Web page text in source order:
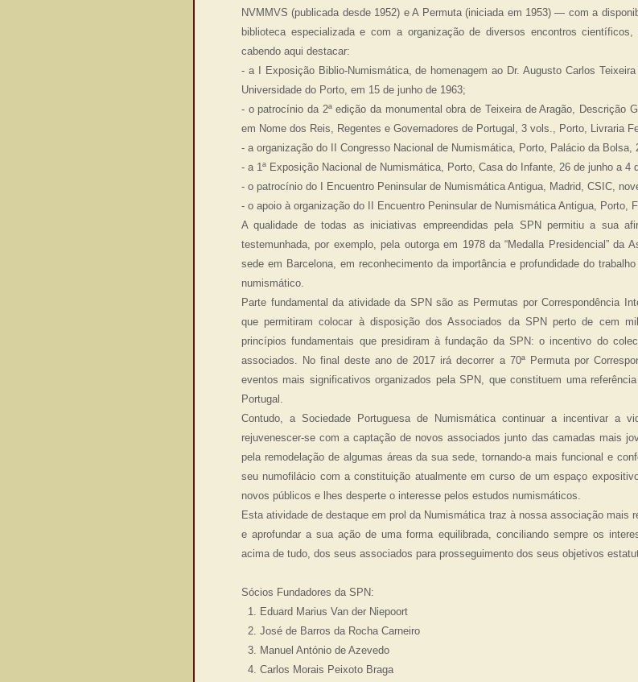
NVMMVS (publicada desde 1952) e A Permuta (iniciada em 1953) — com a
biblioteca especializada e com a organização de diversos encontros
cabendo aqui destacar:
- a I Exposição Biblio-Numismática, de homenagem ao Dr. Augusto Carlos
Universidade do Porto, em 15 de junho de 1963;
- o patrocínio da 2ª edição da monumental obra de Teixeira de Aragão, Descrição
em Nome dos Reis, Regentes e Governadores de Portugal, 3 vols., Porto, Livraria
- a organização do II Congresso Nacional de Numismática, Porto, Palácio da Bolsa,
- a 1ª Exposição Nacional de Numismática, Porto, Casa do Infante, 26 de junho a 4
- o patrocínio do I Encuentro Peninsular de Numismática Antigua, Madrid, CSIC,
- o apoio à organização do II Encuentro Peninsular de Numismática Antigua, Porto,
A qualidade de todas as iniciativas empreendidas pela SPN permitiu a sua
testemunhada, por exemplo, pela outorga em 1978 da “Medalla Presidencial” da
sede em Barcelona, em reconhecimento da importância e profundidade do
numismático.
Parte fundamental da atividade da SPN são as Permutas por Correspondência
que permitiram colocar à disposição dos Associados da SPN perto de cem
princípios fundamentais que presidiram à fundação da SPN: o incentivo do
associados. No final deste ano de 2017 irá decorrer a 70ª Permuta por
eventos mais significativos organizados pela SPN, que constituem uma
Portugal.
Contudo, a Sociedade Portuguesa de Numismática continuar a incentivar a
rejuvenescer-se com a captação de novos associados junto das camadas mais
pela remodelação de algumas áreas da sua sede, tornando-a mais funcional e
seu numofilácio com a constituição atualmente em curso de um espaço
novos públicos e lhes desperte o interesse pelos estudos numismáticos.
Esta atividade de destaque em prol da Numismática traz à nossa associação mais
e aprofundar a sua ação de uma forma equilibrada, conciliando sempre os
acima de tudo, dos seus associados para prosseguimento dos seus objetivos
Sócios Fundadores da SPN:
1. Eduard Marius Van der Niepoort
2. José de Barros da Rocha Carneiro
3. Manuel António de Azevedo
4. Carlos Morais Peixoto Braga